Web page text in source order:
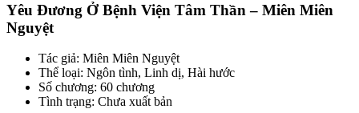
Yêu Đương Ở Bệnh Viện Tâm Thần – Miên Miên
Nguyệt
Tác giả: Miên Miên Nguyệt
Thể loại: Ngôn tình, Linh dị, Hài hước
Số chương: 60 chương
Tình trạng: Chưa xuất bản